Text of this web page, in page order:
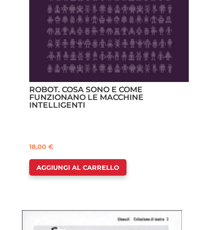
ROBOT. COSA SONO E COME
FUNZIONANO LE MACCHINE
INTELLIGENTI
18,00 €
AGGIUNGI AL CARRELLO